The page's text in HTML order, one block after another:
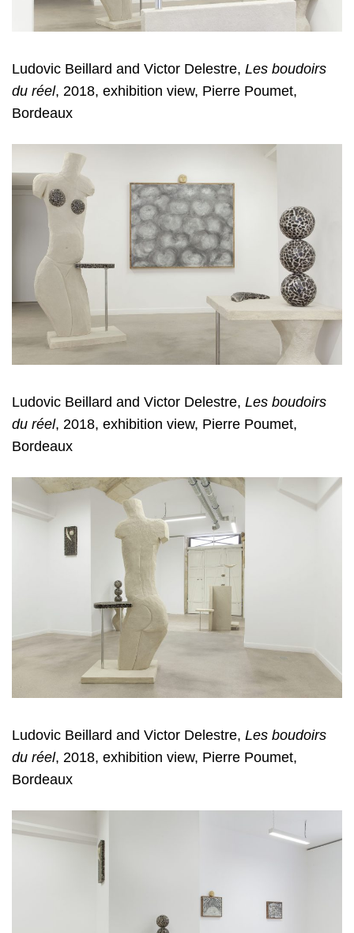
Ludovic Beillard and Victor Delestre, Les boudoirs
du réel, 2018, exhibition view, Pierre Poumet,
Bordeaux
Ludovic Beillard and Victor Delestre, Les boudoirs
du réel, 2018, exhibition view, Pierre Poumet,
Bordeaux
Ludovic Beillard and Victor Delestre, Les boudoirs
du réel, 2018, exhibition view, Pierre Poumet,
Bordeaux